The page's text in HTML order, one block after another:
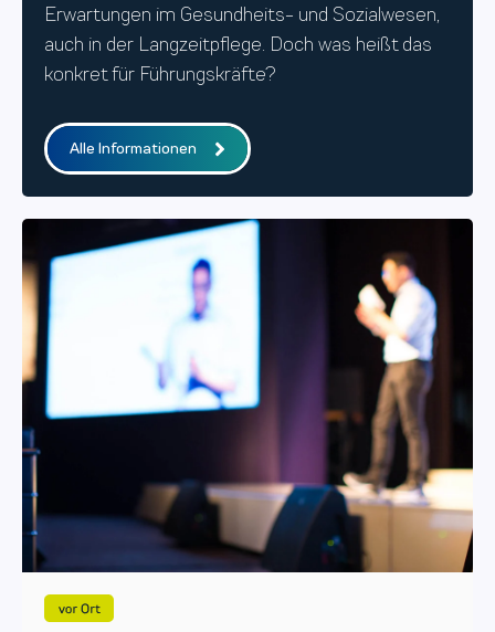
Erwartungen im Gesundheits- und Sozialwesen,
auch in der Langzeitpflege. Doch was heißt das
konkret für Führungskräfte?
Alle Informationen